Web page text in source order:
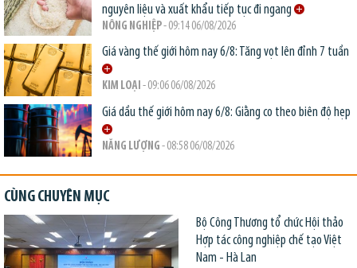
nguyên liệu và xuất khẩu tiếp tục đi ngang
NÔNG NGHIỆP- 09:14 06/08/2026
Giá vàng thế giới hôm nay 6/8: Tăng vọt lên đỉnh 7 tuần
KIM LOẠI - 09:06 06/08/2026
Giá dầu thế giới hôm nay 6/8: Giằng co theo biên độ hẹp
NĂNG LƯỢNG - 08:58 06/08/2026
CÙNG CHUYÊN MỤC
Bộ Công Thương tổ chức Hội thảo
Hợp tác công nghiệp chế tạo Việt
Nam - Hà Lan